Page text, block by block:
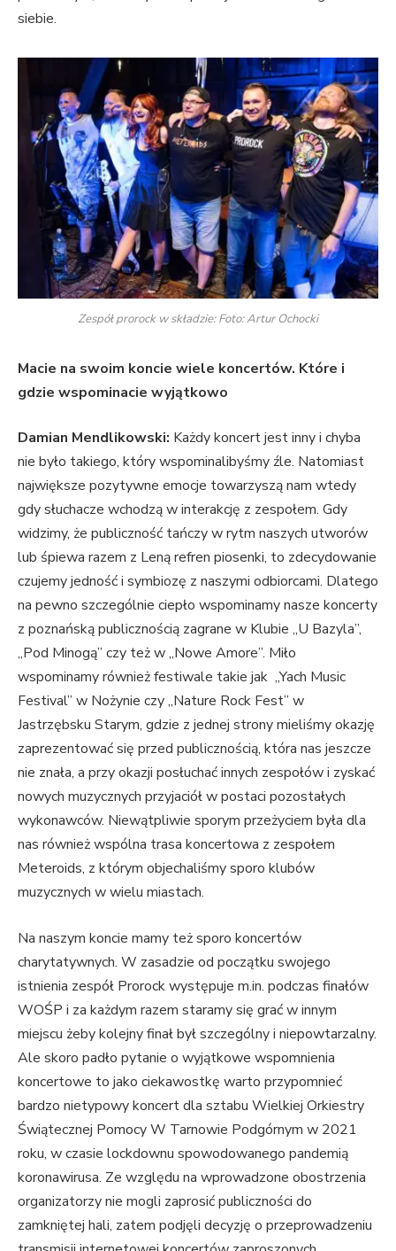
siebie.
Zespół prorock w składzie: Foto: Artur Ochocki
Macie na swoim koncie wiele koncertów. Które i
gdzie wspominacie wyjątkowo
Damian Mendlikowski: Każdy koncert jest inny i chyba
nie było takiego, który wspominalibyśmy źle. Natomiast
największe pozytywne emocje towarzyszą nam wtedy
gdy słuchacze wchodzą w interakcję z zespołem. Gdy
widzimy, że publiczność tańczy w rytm naszych utworów
lub śpiewa razem z Leną refren piosenki, to zdecydowanie
czujemy jedność i symbiozę z naszymi odbiorcami. Dlatego
na pewno szczególnie ciepło wspominamy nasze koncerty
z poznańską publicznością zagrane w Klubie „U Bazyla”,
„Pod Minogą” czy też w „Nowe Amore”. Miło
wspominamy również festiwale takie jak „Yach Music
Festival” w Nożynie czy „Nature Rock Fest” w
Jastrzębsku Starym, gdzie z jednej strony mieliśmy okazję
zaprezentować się przed publicznością, która nas jeszcze
nie znała, a przy okazji posłuchać innych zespołów i zyskać
nowych muzycznych przyjaciół w postaci pozostałych
wykonawców. Niewątpliwie sporym przeżyciem była dla
nas również wspólna trasa koncertowa z zespołem
Meteroids, z którym objechaliśmy sporo klubów
muzycznych w wielu miastach.
Na naszym koncie mamy też sporo koncertów
charytatywnych. W zasadzie od początku swojego
istnienia zespół Prorock występuje m.in. podczas finałów
WOŚP i za każdym razem staramy się grać w innym
miejscu żeby kolejny finał był szczególny i niepowtarzalny.
Ale skoro padło pytanie o wyjątkowe wspomnienia
koncertowe to jako ciekawostkę warto przypomnieć
bardzo nietypowy koncert dla sztabu Wielkiej Orkiestry
Świątecznej Pomocy W Tarnowie Podgórnym w 2021
roku, w czasie lockdownu spowodowanego pandemią
koronawirusa. Ze względu na wprowadzone obostrzenia
organizatorzy nie mogli zaprosić publiczności do
zamkniętej hali, zatem podjęli decyzję o przeprowadzeniu